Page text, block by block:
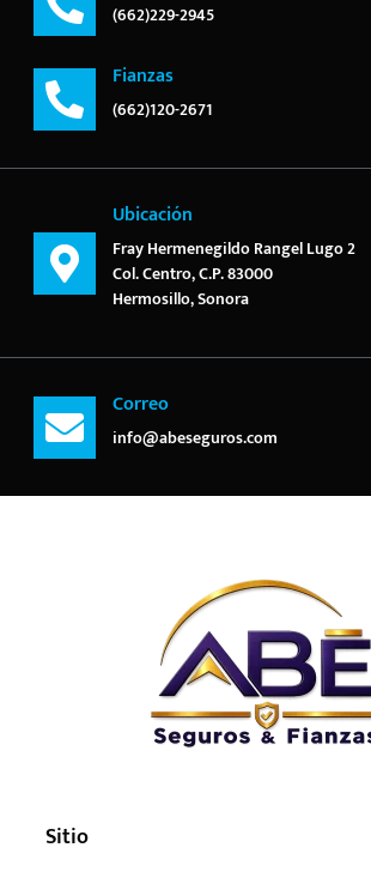
(662)229-2945
Fianzas
(662)120-2671
Ubicación
Fray Hermenegildo Rangel Lugo 2
Col. Centro, C.P. 83000
Hermosillo, Sonora
Correo
info@abeseguros.com
Sitio